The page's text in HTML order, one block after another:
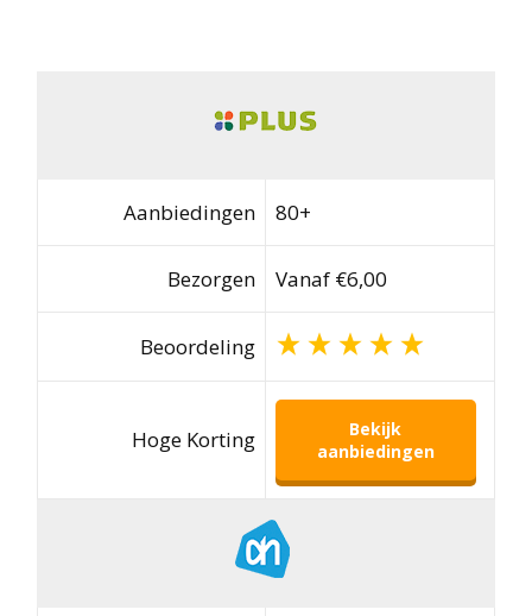
Aanbiedingen 80+
Bezorgen Vanaf €6,00
Beoordeling
Hoge Korting
Bekijk
aanbiedingen